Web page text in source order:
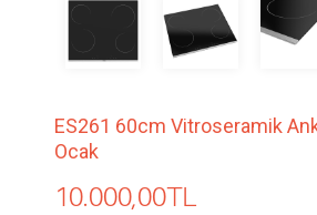
ES261 60cm Vitroseramik
Ocak
10.000,00TL